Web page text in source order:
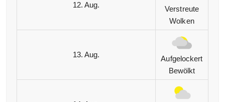
12. Aug.
Verstreute
Wolken
13. Aug.
Aufgelockert
Bewölkt